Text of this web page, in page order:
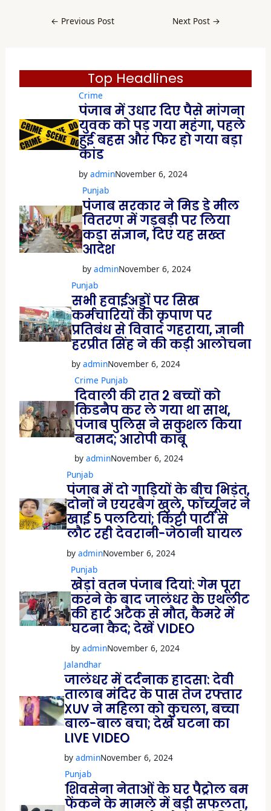
e
s
e
w
w
i
n
← Previous Post Next Post →
Top Headlines
Crime
पंजाब में उधार दिए पैसे मांगना
युवक को पड़ गया महंगा, पहले
हुई बहस और फिर हो गया बड़ा
कांड
by adminNovember 6, 2024
Punjab
पंजाब सरकार ने मिड डे मील
वितरण में गड़बड़ी पर लिया
कड़ा संज्ञान, दिए यह सख्त
आदेश
by adminNovember 6, 2024
Punjab
सभी हवाईअड्डों पर सिख
कर्मचारियों की कृपाण पर
प्रतिबंध से विवाद गहराया, ज्ञानी
हरप्रीत सिंह ने की कड़ी आलोचना
by adminNovember 6, 2024
Crime Punjab
दिवाली की रात 2 बच्चों को
किडनैप कर ले गया था साथ,
पंजाब पुलिस ने सकुशल किया
बरामद; आरोपी काबू
by adminNovember 6, 2024
Punjab
पंजाब में दो गाड़ियों के बीच भिड़ंत,
दोनों ने एयरबैग खुले, फॉर्च्यूनर ने
खाई 5 पलटियां; किट्टी पार्टी से
लौट रही देवरानी-जेठानी घायल
by adminNovember 6, 2024
Punjab
खेड़ां वतन पंजाब दियां: गेम पूरा
करने के बाद जालंधर के एथलीट
की हार्ट अटैक से मौत, कैमरे में
घटना कैद; देखें VIDEO
by adminNovember 6, 2024
Jalandhar
जालंधर में दर्दनाक हादसा: देवी
तालाब मंदिर के पास तेज रफ्तार
XUV ने महिला को कुचला, बच्चा
बाल-बाल बचा; देखें घटना का
LIVE VIDEO
by adminNovember 6, 2024
Punjab
शिवसेना नेताओं के घर पैट्रोल बम
फेंकने के मामले में बड़ी सफलता,